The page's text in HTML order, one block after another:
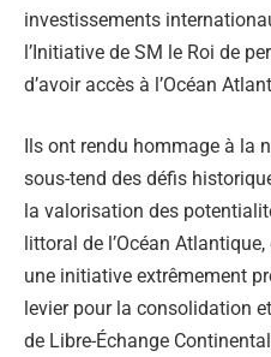
investissements
l’Initiative de SM le Roi de
d’avoir accès à l’Océan
Ils ont rendu hommage à la
sous-tend des défis
la valorisation des
littoral de l’Océan
une initiative extrêmement
levier pour la consolidation
de Libre-Échange